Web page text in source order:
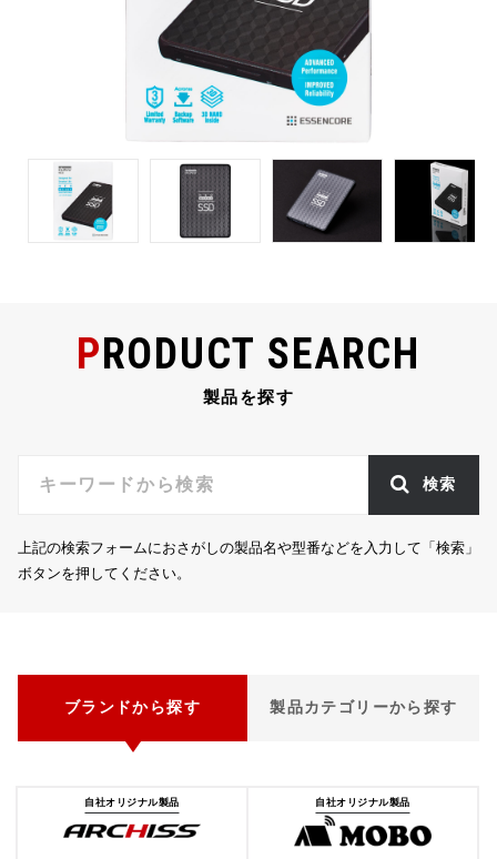
PRODUCT SEARCH
製品を探す
検索
上記の検索フォームにおさがしの製品名や型番などを入力して「検索」
ボタンを押してください。
ブランドから探す 製品カテゴリーから探す
自社オリジナル製品 自社オリジナル製品